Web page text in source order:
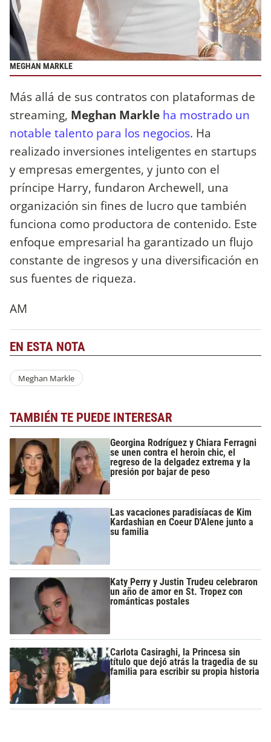
MEGHAN MARKLE
Más allá de sus contratos con plataformas de
streaming, Meghan Markle ha mostrado un
notable talento para los negocios. Ha
realizado inversiones inteligentes en startups
y empresas emergentes, y junto con el
príncipe Harry, fundaron Archewell, una
organización sin fines de lucro que también
funciona como productora de contenido. Este
enfoque empresarial ha garantizado un flujo
constante de ingresos y una diversificación en
sus fuentes de riqueza.
AM
EN ESTA NOTA
Meghan Markle
TAMBIÉN TE PUEDE INTERESAR
Georgina Rodríguez y Chiara Ferragni
se unen contra el heroin chic, el
regreso de la delgadez extrema y la
presión por bajar de peso
Las vacaciones paradisíacas de Kim
Kardashian en Coeur D'Alene junto a
su familia
Katy Perry y Justin Trudeu celebraron
un año de amor en St. Tropez con
románticas postales
Carlota Casiraghi, la Princesa sin
título que dejó atrás la tragedia de su
familia para escribir su propia historia